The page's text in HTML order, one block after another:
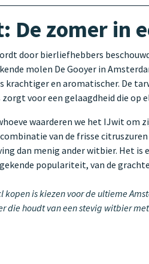
De zomer in
door bierliefhebbers
molen De Gooyer in
krachtiger en aromatischer. De
voor een gelaagdheid die op
waarderen we het IJwit om
combinatie van de frisse
dan menig ander witbier. Het
populariteit, van de
kopen is kiezen voor de ultieme
die houdt van een stevig witbier